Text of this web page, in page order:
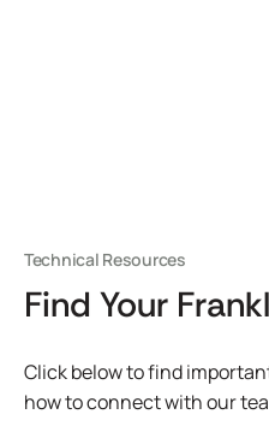
Technical Resources
Find Your
Click below to find
how to connect with our